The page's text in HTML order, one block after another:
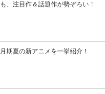
、注目作＆話題作が勢ぞろい！
期夏の新アニメを一挙紹介！